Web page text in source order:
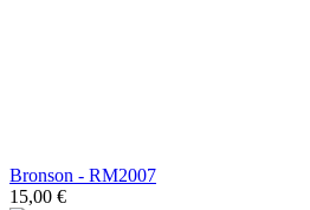
Bronson - RM2007
15,00 €